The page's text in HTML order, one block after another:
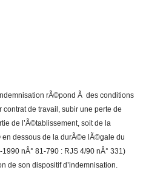
rÃ©pond Ã des conditions
de travail, subir une perte de
de l’Ã©tablissement, soit de la
dessous de la durÃ©e lÃ©gale du
nÂ° 81-790 : RJS 4/90 nÂ° 331)
de son dispositif d’indemnisation.